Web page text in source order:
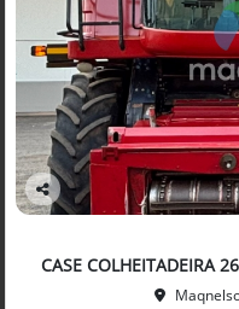
Co
arti
lhe
CASE COLHEITADEIRA